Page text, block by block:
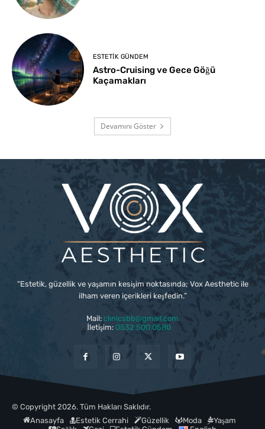
ESTETIK GÜNDEM
Astro-Cruising ve Gece Göğü
Kaçamakları
Devamını Göster
“Estetik, güzellik ve yaşamın kesişim noktasında; Vox Aesthetic ile
ilham veren içerikleri keşfedin.”
Mail: clinicsbb@gmail.com
İletişim: 0532 500 0580
© Copyright 2026. Tüm Hakları Saklıdır.
Anasayfa
Estetik Cerrahi Güzellik Moda
Yaşam